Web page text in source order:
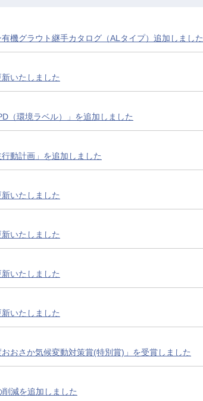
機グラウト継手カタログ（ALタイプ）追加しました
いたしました
（環境ラベル）」を追加しました
行動計画」を追加しました
いたしました
いたしました
いたしました
いたしました
おおさか気候変動対策賞(特別賞)」を受賞しました
減を追加しました